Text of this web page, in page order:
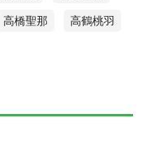
高橋聖那 高鶴桃羽